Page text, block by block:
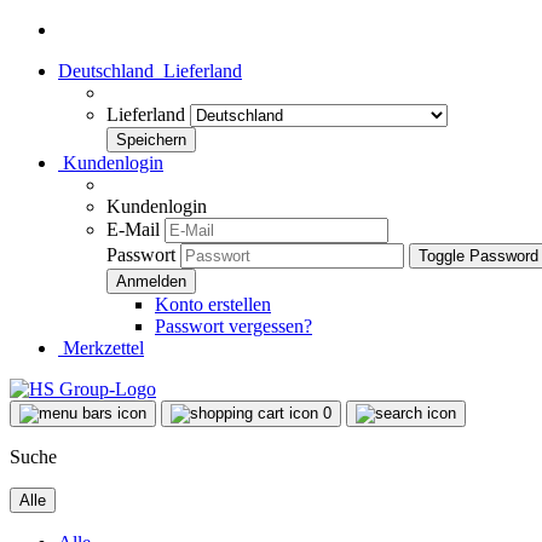
Deutschland Lieferland
Lieferland
Kundenlogin
Kundenlogin
E-Mail
Passwort
Toggle
Konto erstellen
Passwort vergessen?
Merkzettel
0
Suche
Alle